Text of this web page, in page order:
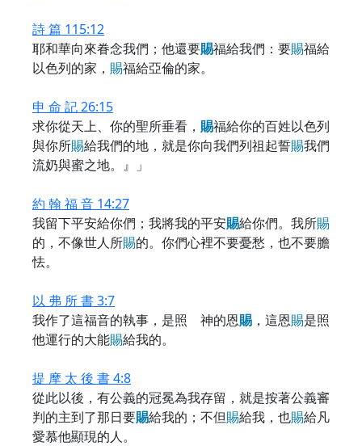
詩 篇 115:12
耶和華向來眷念我們；他還要賜福給我們：要賜福給
以色列的家， 賜福給亞倫的家。
申 命 記 26:15
求你從天上、你的聖所垂看， 賜福給你的百姓以色列
與你所賜給我們的地，就是你向我們列祖起誓賜我們
流奶與蜜之地。』」
約 翰 福 音 14:27
我留下平安給你們；我將我的平安賜給你們。我所賜
的，不像世人所賜的。你們心裡不要憂愁，也不要膽
怯。
以 弗 所 書 3:7
我作了這福音的執事，是照 神的恩賜 ，這恩賜是照
他運行的大能賜給我的。
提 摩 太 後 書 4:8
從此以後，有公義的冠冕為我存留，就是按著公義審
判的主到了那日要賜給我的；不但賜給我，也賜給凡
愛慕他顯現的人。